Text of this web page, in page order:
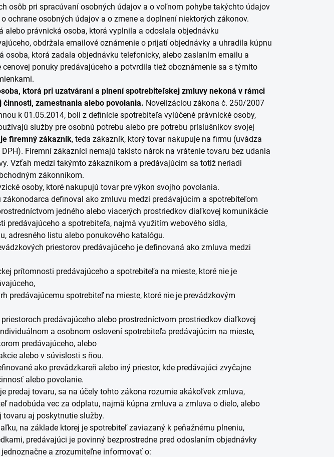
osôb pri spracúvaní osobných údajov a o voľnom pohybe takýchto údajov
ochrane osobných údajov a o zmene a doplnení niektorých zákonov.
právnická osoba, ktorá vyplnila a odoslala objednávku
obdržala emailové oznámenie o prijatí objednávky a uhradila kúpnu
osoba, ktorá zadala objednávku telefonicky, alebo zaslaním emailu a
ponuky predávajúceho a potvrdila tiež oboznámenie sa s týmito
ktorá pri uzatváraní a plnení spotrebiteľskej zmluvy nekoná v rámci
zamestnania alebo povolania. Novelizáciou zákona č. 250/2007
k 01.05.2014, boli z definície spotrebiteľa vylúčené právnické osoby,
služby pre osobnú potrebu alebo pre potrebu príslušníkov svojej
firemný zákazník, teda zákazník, ktorý tovar nakupuje na firmu (uvádza
DPH). Firemní zákazníci nemajú takisto nárok na vrátenie tovaru bez udania
Vzťah medzi takýmto zákazníkom a predávajúcim sa totiž neriadi
zákonníkom.
osoby, ktoré nakupujú tovar pre výkon svojho povolania.
definoval ako zmluvu medzi predávajúcim a spotrebiteľom
jedného alebo viacerých prostriedkov diaľkovej komunikácie
predávajúceho a spotrebiteľa, najmä využitím webového sídla,
adresného listu alebo ponukového katalógu.
priestorov predávajúceho je definovaná ako zmluva medzi
prítomnosti predávajúceho a spotrebiteľa na mieste, ktoré nie je
spotrebiteľ na mieste, ktoré nie je prevádzkovým
predávajúceho alebo prostredníctvom prostriedkov diaľkovej
a osobnom oslovení spotrebiteľa predávajúcim na mieste,
predávajúceho, alebo
alebo v súvislosti s ňou.
ako prevádzkareň alebo iný priestor, kde predávajúci zvyčajne
alebo povolanie.
predaj tovaru, sa na účely tohto zákona rozumie akákoľvek zmluva,
vec za odplatu, najmä kúpna zmluva a zmluva o dielo, alebo
aj poskytnutie služby.
na základe ktorej je spotrebiteľ zaviazaný k peňažnému plneniu,
predávajúci je povinný bezprostredne pred odoslaním objednávky
a zrozumiteľne informovať o: